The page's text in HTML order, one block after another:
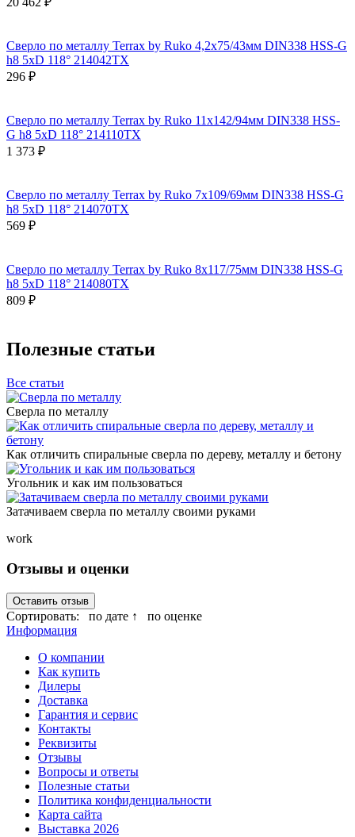
Сверло по металлу Terrax by Ruko 4,2x75/43мм DIN338 HSS-G
h8 5xD 118° 214042TX
296 ₽
Сверло по металлу Terrax by Ruko 11x142/94мм DIN338 HSS-
G h8 5xD 118° 214110TX
1 373 ₽
Сверло по металлу Terrax by Ruko 7x109/69мм DIN338 HSS-G
h8 5xD 118° 214070TX
569 ₽
Сверло по металлу Terrax by Ruko 8x117/75мм DIN338 HSS-G
h8 5xD 118° 214080TX
809 ₽
Полезные статьи
Все статьи
Сверла по металлу
Как отличить спиральные сверла по дереву, металлу и бетону
Угольник и как им пользоваться
Затачиваем сверла по металлу своими руками
work
Отзывы и оценки
Оставить отзыв
Сортировать: по дате ↑
по оценке
Информация
О компании
Как купить
Дилеры
Доставка
Гарантия и сервис
Контакты
Реквизиты
Отзывы
Вопросы и ответы
Полезные статьи
Политика конфиденциальности
Карта сайта
Выставка 2026